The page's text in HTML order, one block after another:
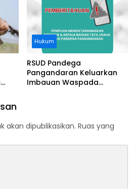
Hukum
RSUD Pandega
Pangandaran Keluarkan
Imbauan Waspada
akan dipublikasikan. Ruas yang